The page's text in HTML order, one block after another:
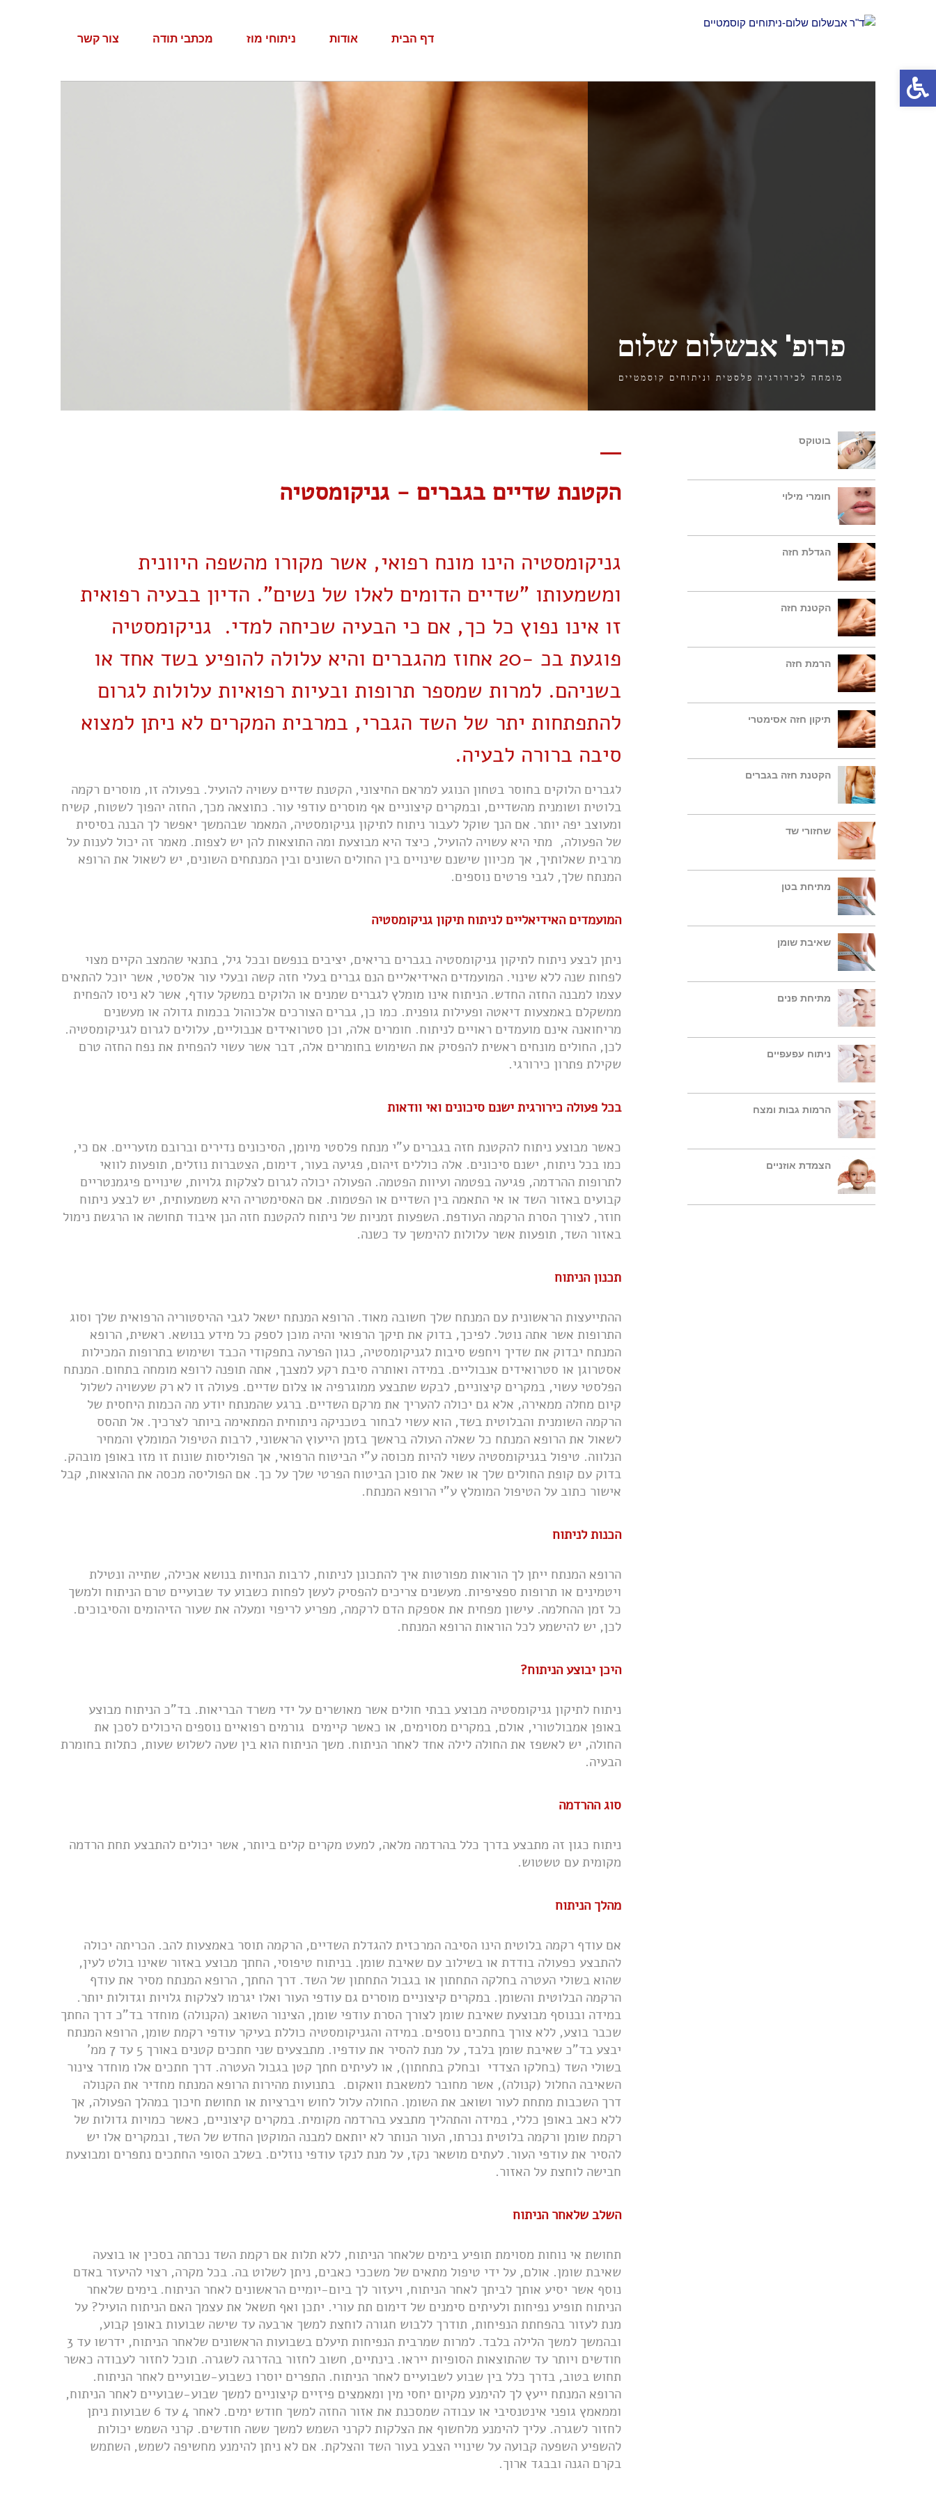
פתח
סרגל
דף הבית אודות ניתוחי מוז מכתבי תודה צור קשר
פרופ' אבשלום שלום
מומחה לכירורגיה פלסטית וניתוחים קוסמטיים
הקטנת שדיים בגברים - גניקומסטיה
גניקומסטיה הינו מונח רפואי, אשר מקורו מהשפה היוונית
ומשמעותו "שדיים הדומים לאלו של נשים". הדיון בבעיה רפואית
זו אינו נפוץ כל כך, אם כי הבעיה שכיחה למדי. גניקומסטיה
פוגעת בכ -20 אחוז מהגברים והיא עלולה להופיע בשד אחד או
בשניהם. למרות שמספר תרופות ובעיות רפואיות עלולות לגרום
להתפתחות יתר של השד הגברי, במרבית המקרים לא ניתן למצוא
סיבה ברורה לבעיה.
לגברים הלוקים בחוסר בטחון הנוגע למראם החיצוני, הקטנת שדיים עשויה להועיל. בפעולה זו, מוסרים רקמה
בלוטית ושומנית מהשדיים, ובמקרים קיצוניים אף מוסרים עודפי עור. כתוצאה מכך, החזה יהפוך לשטוח, קשיח
ומעוצב יפה יותר. אם הנך שוקל לעבור ניתוח לתיקון גניקומסטיה, המאמר שבהמשך יאפשר לך הבנה בסיסית
של הפעולה, מתי היא עשויה להועיל, כיצד היא מבוצעת ומה התוצאות להן יש לצפות. מאמר זה יכול לענות על
מרבית שאלותיך, אך מכיוון שישנם שינויים בין החולים השונים ובין המנתחים השונים, יש לשאול את הרופא
המנתח שלך, לגבי פרטים נוספים.
המועמדים האידיאליים לניתוח תיקון גניקומסטיה
ניתן לבצע ניתוח לתיקון גניקומסטיה בגברים בריאים, יציבים בנפשם ובכל גיל, בתנאי שהמצב הקיים מצוי
לפחות שנה ללא שינוי. המועמדים האידיאליים הנם גברים בעלי חזה קשה ובעלי עור אלסטי, אשר יוכל להתאים
עצמו למבנה החזה החדש. הניתוח אינו מומלץ לגברים שמנים או הלוקים במשקל עודף, אשר לא ניסו להפחית
ממשקלם באמצעות דיאטה ופעילות גופנית. כמו כן, גברים הצורכים אלכוהול בכמות גדולה או מעשנים
מריחואנה אינם מועמדים ראויים לניתוח. חומרים אלה, וכן סטרואידים אנבוליים, עלולים לגרום לגניקומסטיה.
לכן, החולים מונחים ראשית להפסיק את השימוש בחומרים אלה, דבר אשר עשוי להפחית את נפח החזה טרם
שקילת פתרון כירורגי.
בכל פעולה כירורגית ישנם סיכונים ואי וודאות
כאשר מבוצע ניתוח להקטנת חזה בגברים ע"י מנתח פלסטי מיומן, הסיכונים נדירים וברובם מזעריים. אם כי,
כמו בכל ניתוח, ישנם סיכונים. אלה כוללים זיהום, פגיעה בעור, דימום, הצטברות נוזלים, תופעות לוואי
לתרופות ההרדמה, פגיעה בפטמה ועיוות הפטמה. הפעולה יכולה לגרום לצלקות גלויות, שינויים פיגמנטריים
קבועים באזור השד או אי התאמה בין השדיים או הפטמות. אם האסימטריה היא משמעותית, יש לבצע ניתוח
חוזר, לצורך הסרת הרקמה העודפת. השפעות זמניות של ניתוח להקטנת חזה הנן איבוד תחושה או הרגשת נימול
באזור השד, תופעות אשר עלולות להימשך עד כשנה.
תכנון הניתוח
ההתייעצות הראשונית עם המנתח שלך חשובה מאוד. הרופא המנתח ישאל לגבי ההיסטוריה הרפואית שלך וסוג
התרופות אשר אתה נוטל. לפיכך, בדוק את תיקך הרפואי והיה מוכן לספק כל מידע בנושא. ראשית, הרופא
המנתח יבדוק את שדיך ויחפש סיבות לגניקומסטיה, כגון הפרעה בתפקודי הכבד ושימוש בתרופות המכילות
אסטרוגן או סטרואידים אנבוליים. במידה ואותרה סיבת רקע למצבך, אתה תופנה לרופא מומחה בתחום. המנתח
הפלסטי עשוי, במקרים קיצוניים, לבקש שתבצע ממוגרפיה או צלום שדיים. פעולה זו לא רק שעשויה לשלול
קיום מחלה ממאירה, אלא גם יכולה להעריך את מרקם השדיים. ברגע שהמנתח יודע מה הכמות היחסית של
הרקמה השומנית והבלוטית בשד, הוא עשוי לבחור בטכניקה ניתוחית המתאימה ביותר לצרכיך. אל תהסס
לשאול את הרופא המנתח כל שאלה העולה בראשך בזמן הייעוץ הראשוני, לרבות הטיפול המומלץ והמחיר
הנלווה. טיפול בגניקומסטיה עשוי להיות מכוסה ע"י הביטוח הרפואי, אך הפוליסות שונות זו מזו באופן מובהק.
בדוק עם קופת החולים שלך או שאל את סוכן הביטוח הפרטי שלך על כך. אם הפוליסה מכסה את ההוצאות, קבל
אישור כתוב על הטיפול המומלץ ע"י הרופא המנתח.
הכנות לניתוח
הרופא המנתח ייתן לך הוראות מפורטות איך להתכונן לניתוח, לרבות הנחיות בנושא אכילה, שתייה ונטילת
ויטמינים או תרופות ספציפיות. מעשנים צריכים להפסיק לעשן לפחות כשבוע עד שבועיים טרם הניתוח ולמשך
כל זמן ההחלמה. עישון מפחית את אספקת הדם לרקמה, מפריע לריפוי ומעלה את שעור הזיהומים והסיבוכים.
לכן, יש להישמע לכל הוראות הרופא המנתח.
היכן יבוצע הניתוח?
ניתוח לתיקון גניקומסטיה מבוצע בבתי חולים אשר מאושרים על ידי משרד הבריאות. בד"כ הניתוח מבוצע
באופן אמבולטורי, אולם, במקרים מסוימים, או כאשר קיימים גורמים רפואיים נוספים היכולים לסכן את
החולה, יש לאשפז את החולה לילה אחד לאחר הניתוח. משך הניתוח הוא בין שעה לשלוש שעות, כתלות בחומרת
הבעיה.
סוג ההרדמה
ניתוח כגון זה מתבצע בדרך כלל בהרדמה מלאה, למעט מקרים קלים ביותר, אשר יכולים להתבצע תחת הרדמה
מקומית עם טשטוש.
מהלך הניתוח
אם עודף רקמה בלוטית הינו הסיבה המרכזית להגדלת השדיים, הרקמה תוסר באמצעות להב. הכריתה יכולה
להתבצע כפעולה בודדת או בשילוב עם שאיבת שומן. בניתוח טיפוסי, החתך מבוצע באזור שאינו בולט לעין,
שהוא בשולי העטרה בחלקה התחתון או בגבול התחתון של השד. דרך החתך, הרופא המנתח מסיר את עודף
הרקמה הבלוטית והשומן. במקרים קיצוניים מוסרים גם עודפי העור ואלו יגרמו לצלקות גלויות וגדולות יותר.
במידה ובנוסף מבוצעת שאיבת שומן לצורך הסרת עודפי שומן, הצינור השואב (הקנולה) מוחדר בד"כ דרך החתך
שכבר בוצע, ללא צורך בחתכים נוספים. במידה והגניקומסטיה כוללת בעיקר עודפי רקמת שומן, הרופא המנתח
יבצע בד"כ שאיבת שומן בלבד, על מנת להסיר את עודפיו. מתבצעים שני חתכים קטנים באורך 5 עד 7 ממ'
בשולי השד (בחלקו הצדדי ובחלק בתחתון), או לעיתים חתך קטן בגבול העטרה. דרך חתכים אלו מוחדר צינור
השאיבה החלול (קנולה), אשר מחובר למשאבת וואקום. בתנועות מהירות הרופא המנתח מחדיר את הקנולה
דרך השכבות מתחת לעור ושואב את השומן. החולה עלול לחוש ויברציות או תחושת חיכוך במהלך הפעולה, אך
ללא כאב באופן כללי, במידה והתהליך מתבצע בהרדמה מקומית. במקרים קיצוניים, כאשר כמויות גדולות של
רקמת שומן ורקמה בלוטית נכרתו, העור הנותר לא יותאם למבנה המוקטן החדש של השד, ובמקרים אלו יש
להסיר את עודפי העור. לעתים מושאר נקז, על מנת לנקז עודפי נוזלים. בשלב הסופי החתכים נתפרים ומבוצעת
חבישה לוחצת על האזור.
השלב שלאחר הניתוח
תחושת אי נוחות מסוימת תופיע בימים שלאחר הניתוח, ללא תלות אם רקמת השד נכרתה בסכין או בוצעה
שאיבת שומן. אולם, על ידי טיפול מתאים של משככי כאבים, ניתן לשלוט בה. בכל מקרה, רצוי להיעזר באדם
נוסף אשר יסיע אותך לביתך לאחר הניתוח, ויעזור לך ביום-יומיים הראשונים לאחר הניתוח. בימים שלאחר
הניתוח תופיע נפיחות ולעיתים סימנים של דימום תת עורי. יתכן ואף תשאל את עצמך האם הניתוח הועיל? על
מנת לעזור בהפחתת הנפיחות, תודרך ללבוש חגורה לוחצת למשך ארבעה עד שישה שבועות באופן קבוע,
ובהמשך למשך הלילה בלבד. למרות שמרבית הנפיחות תיעלם בשבועות הראשונים שלאחר הניתוח, ידרשו עד 3
חודשים ויותר עד שהתוצאות הסופיות ייראו. בינתיים, חשוב לחזור בהדרגה לשגרה. תוכל לחזור לעבודה כאשר
תחוש בטוב, בדרך כלל בין שבוע לשבועיים לאחר הניתוח. התפרים יוסרו כשבוע-שבועיים לאחר הניתוח.
הרופא המנתח ייעץ לך להימנע מקיום יחסי מין ומאמצים פיזיים קיצוניים למשך שבוע-שבועיים לאחר הניתוח,
וממאמץ גופני אינטנסיבי או עבודה שמסכנת את אזור החזה למשך חודש ימים. לאחר 4 עד 6 שבועות ניתן
לחזור לשגרה. עליך להימנע מלחשוף את הצלקות לקרני השמש למשך ששה חודשים. קרני השמש יכולות
להשפיע השפעה קבועה על שינויי הצבע בעור השד והצלקת. אם לא ניתן להימנע מחשיפה לשמש, השתמש
בקרם הגנה ובבגד ארוך.
בוטוקס
חומרי מילוי
הגדלת חזה
הקטנת חזה
הרמת חזה
תיקון חזה אסימטרי
הקטנת חזה בגברים
שחזורי שד
מתיחת בטן
שאיבת שומן
מתיחת פנים
ניתוח עפעפיים
הרמות גבות ומצח
הצמדת אוזניים